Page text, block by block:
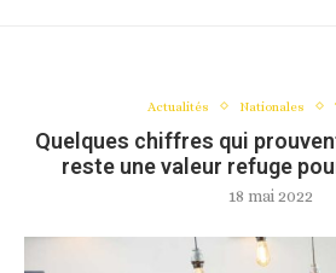
Actualités Nationales
Quelques chiffres qui
reste une valeur refuge
18 mai 2022